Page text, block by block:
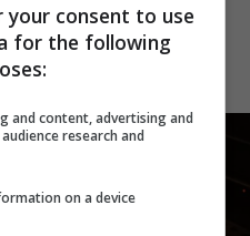
καλοκαιρινή
consent to use
for the following
and content, advertising and
research and
on a device